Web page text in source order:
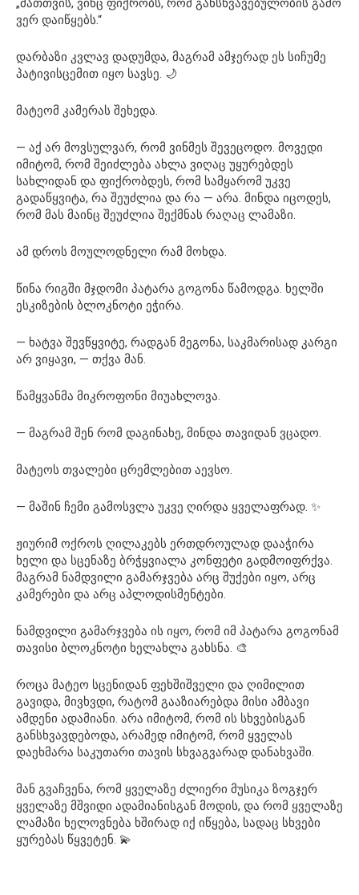
„მათთვის, ვინც ფიქრობს, რომ განსხვავებულობის გამო
ვერ დაიწყებს.“
დარბაზი კვლავ დადუმდა, მაგრამ ამჯერად ეს სიჩუმე
პატივისცემით იყო სავსე. 🌙
მატეომ კამერას შეხედა.
— აქ არ მოვსულვარ, რომ ვინმეს შევეცოდო. მოვედი
იმიტომ, რომ შეიძლება ახლა ვიღაც უყურებდეს
სახლიდან და ფიქრობდეს, რომ სამყარომ უკვე
გადაწყვიტა, რა შეუძლია და რა — არა. მინდა იცოდეს,
რომ მას მაინც შეუძლია შექმნას რაღაც ლამაზი.
ამ დროს მოულოდნელი რამ მოხდა.
წინა რიგში მჯდომი პატარა გოგონა წამოდგა. ხელში
ესკიზების ბლოკნოტი ეჭირა.
— ხატვა შევწყვიტე, რადგან მეგონა, საკმარისად კარგი
არ ვიყავი, — თქვა მან.
წამყვანმა მიკროფონი მიუახლოვა.
— მაგრამ შენ რომ დაგინახე, მინდა თავიდან ვცადო.
მატეოს თვალები ცრემლებით აევსო.
— მაშინ ჩემი გამოსვლა უკვე ღირდა ყველაფრად. ✨
ჟიურიმ ოქროს ღილაკებს ერთდროულად დააჭირა
ხელი და სცენაზე ბრჭყვიალა კონფეტი გადმოიფრქვა.
მაგრამ ნამდვილი გამარჯვება არც შუქები იყო, არც
კამერები და არც აპლოდისმენტები.
ნამდვილი გამარჯვება ის იყო, რომ იმ პატარა გოგონამ
თავისი ბლოკნოტი ხელახლა გახსნა. 🎨
როცა მატეო სცენიდან ფეხშიშველი და ღიმილით
გავიდა, მივხვდი, რატომ გააზიარებდა მისი ამბავი
ამდენი ადამიანი. არა იმიტომ, რომ ის სხვებისგან
განსხვავდებოდა, არამედ იმიტომ, რომ ყველას
დაეხმარა საკუთარი თავის სხვაგვარად დანახვაში.
მან გვაჩვენა, რომ ყველაზე ძლიერი მუსიკა ზოგჯერ
ყველაზე მშვიდი ადამიანისგან მოდის, და რომ ყველაზე
ლამაზი ხელოვნება ხშირად იქ იწყება, სადაც სხვები
ყურებას წყვეტენ. 💫